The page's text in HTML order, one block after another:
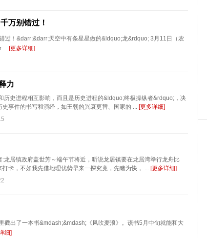
万别错过！
过！&darr;&darr;天空中有条星星做的&ldquo;龙&rdquo; 3月11日（农
... [更多详细]
力
历史进程相互影响，而且是历史进程的&ldquo;终极操纵者&rdquo;，决
史事件的书写和演绎，如王朝的兴衰更替、国家的 ... [更多详细]
:龙居镇政府盖世芳～端午节将近，听说龙居镇要在龙居湾举行龙舟比
卡，不如我先借地理优势早来一探究竟，先睹为快， ... [更多详细]
戳出了一本书&mdash;&mdash;《风吹麦浪》。该书5月中旬就能和大
细]